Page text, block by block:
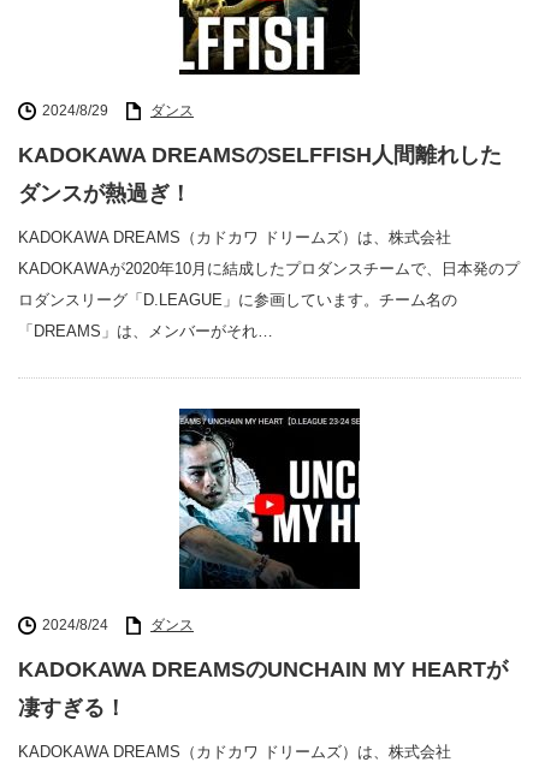
2024/8/29 ダンス
KADOKAWA DREAMSのSELFFISH人間離れした
ダンスが熱過ぎ！
KADOKAWA DREAMS（カドカワ ドリームズ）は、株式会社
KADOKAWAが2020年10月に結成したプロダンスチームで、日本発のプ
ロダンスリーグ「D.LEAGUE」に参画しています。チーム名の
「DREAMS」は、メンバーがそれ…
2024/8/24 ダンス
KADOKAWA DREAMSのUNCHAIN MY HEARTが
凄すぎる！
KADOKAWA DREAMS（カドカワ ドリームズ）は、株式会社